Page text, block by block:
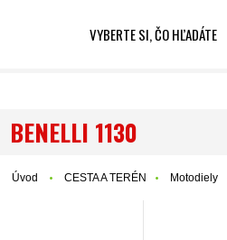
VYBERTE SI, ČO HĽADÁTE
BENELLI 1130
Úvod CESTA A TERÉN Motodiely